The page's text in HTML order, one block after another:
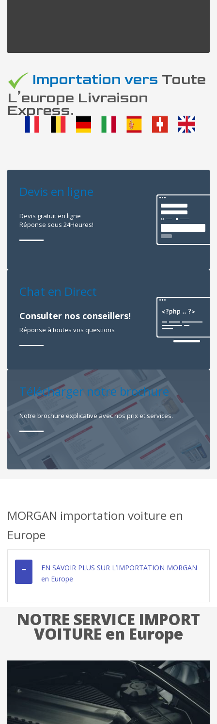
Importation vers Toute
L’europe Livraison
Express.
Devis en ligne
Devis gratuit en ligne
Réponse sous 24Heures!
Chat en Direct
Consulter nos conseillers!
Réponse à toutes vos questions
Télécharger notre brochure
Notre brochure explicative avec nos prix et services.
MORGAN importation voiture en
Europe
EN SAVOIR PLUS SUR L’IMPORTATION MORGAN
en Europe
NOTRE SERVICE IMPORT
VOITURE en Europe